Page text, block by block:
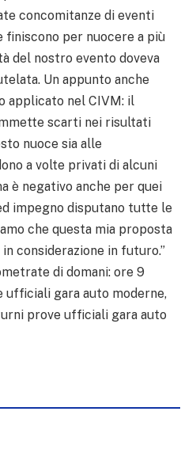
concomitanze di eventi
per nuocere a più
del nostro evento doveva
Un appunto anche
applicato nel CIVM: il
scarti nei risultati
nuoce sia alle
a volte privati di alcuni
è negativo anche per quei
impegno disputano tutte le
che questa mia proposta
considerazione in futuro.”
di domani: ore 9
ufficiali gara auto moderne,
prove ufficiali gara auto